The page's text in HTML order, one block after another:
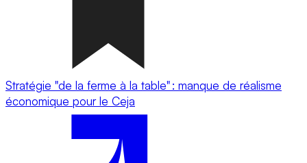
Stratégie "de la ferme à la table" : manque de réalisme
économique pour le Ceja